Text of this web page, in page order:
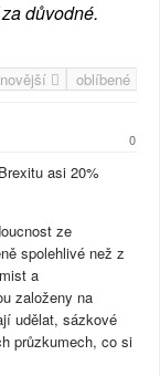
důvodné.
oblíbené
0
asi 20%
ze
spolehlivé než z
a
založeny na
udělat, sázkové
průzkumech, co si